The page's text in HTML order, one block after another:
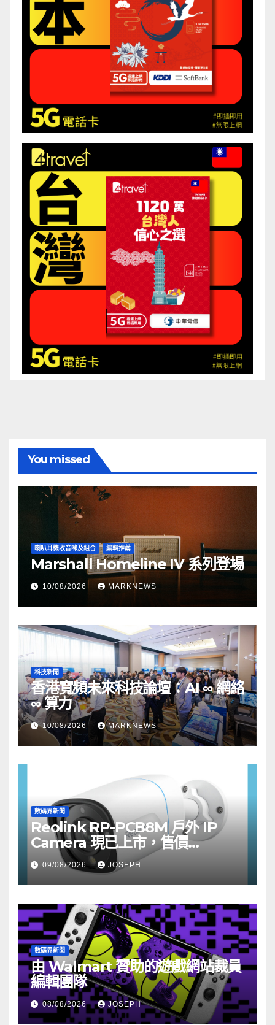
You missed
喇叭耳機收音咪及組合 編輯推薦
Marshall Homeline IV 系列登場
10/08/2026 MARKNEWS
科技新聞
香港寬頻未來科技論壇：AI ∞ 網絡
∞ 算力
10/08/2026 MARKNEWS
數碼界新聞
Reolink RP-PCB8M 戶外 IP
Camera 現已上市，售價
HK$722
09/08/2026 JOSEPH
數碼界新聞
由 Walmart 贊助的遊戲網站裁員
編輯團隊
08/08/2026 JOSEPH